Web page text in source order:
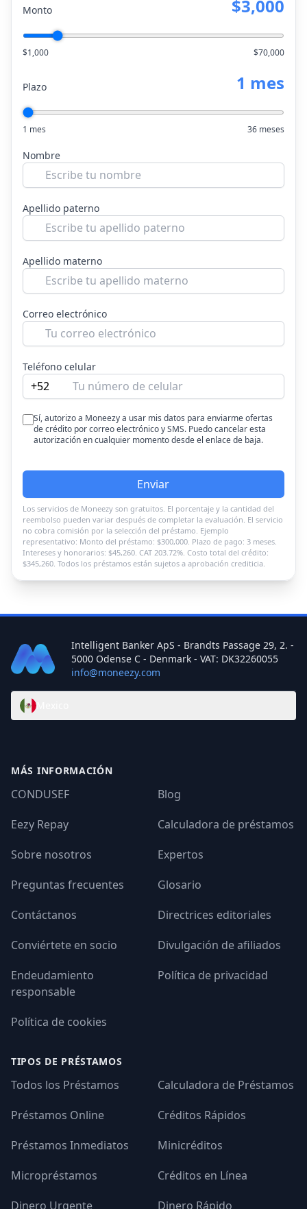
Monto $3,000
$1,000 $70,000
Plazo 1 mes
1 mes 36 meses
Nombre
Apellido paterno
Apellido materno
Correo electrónico
Teléfono celular
+52
Sí, autorizo a Moneezy a usar mis datos para enviarme ofertas
de crédito por correo electrónico y SMS. Puedo cancelar esta
autorización en cualquier momento desde el enlace de baja.
Enviar
Los servicios de Moneezy son gratuitos. El porcentaje y la cantidad del
reembolso pueden variar después de completar la evaluación. El servicio
no cobra comisión por la selección del préstamo. Ejemplo
representativo: Monto del préstamo: $300,000. Plazo de pago: 3 meses.
Intereses y honorarios: $45,260. CAT 203.72%. Costo total del crédito:
$345,260. Todos los préstamos están sujetos a aprobación crediticia.
Intelligent Banker ApS - Brandts Passage 29, 2. -
5000 Odense C - Denmark - VAT: DK32260055
info@moneezy.com
MÁS INFORMACIÓN
CONDUSEF
Blog
Eezy Repay
Calculadora de préstamos
Sobre nosotros
Expertos
Preguntas frecuentes
Glosario
Contáctanos
Directrices editoriales
Conviértete en socio
Divulgación de afiliados
Endeudamiento
responsable
Política de privacidad
Política de cookies
TIPOS DE PRÉSTAMOS
Todos los Préstamos
Calculadora de Préstamos
Préstamos Online
Créditos Rápidos
Préstamos Inmediatos
Minicréditos
Micropréstamos
Créditos en Línea
Dinero Urgente
Dinero Rápido